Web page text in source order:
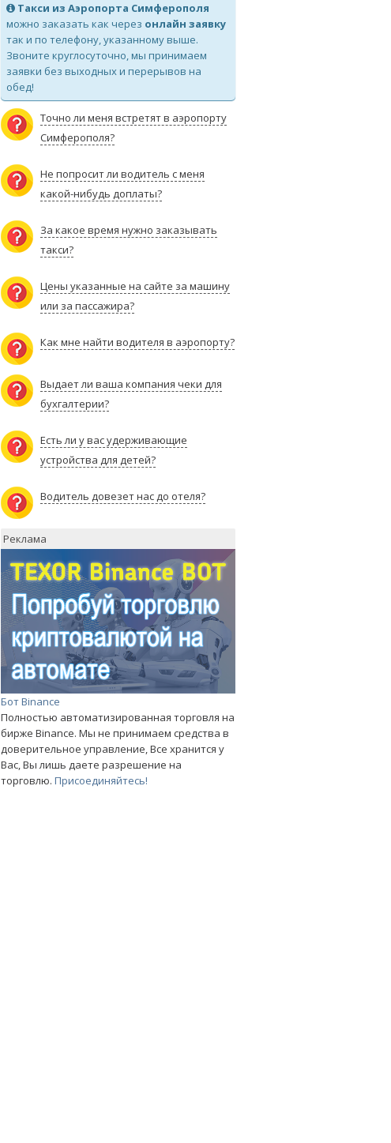
Такси из Аэропорта Симферополя
можно заказать как через онлайн заявку
так и по телефону, указанному выше.
Звоните круглосуточно, мы принимаем
заявки без выходных и перерывов на
обед!
Точно ли меня встретят в аэропорту
Симферополя?
Не попросит ли водитель с меня
какой-нибудь доплаты?
За какое время нужно заказывать
такси?
Цены указанные на сайте за машину
или за пассажира?
Как мне найти водителя в аэропорту?
Выдает ли ваша компания чеки для
бухгалтерии?
Есть ли у вас удерживающие
устройства для детей?
Водитель довезет нас до отеля?
Реклама
Бот Binance
Полностью автоматизированная торговля на
бирже Binance. Мы не принимаем средства в
доверительное управление, Все хранится у
Вас, Вы лишь даете разрешение на
торговлю.Присоединяйтесь!